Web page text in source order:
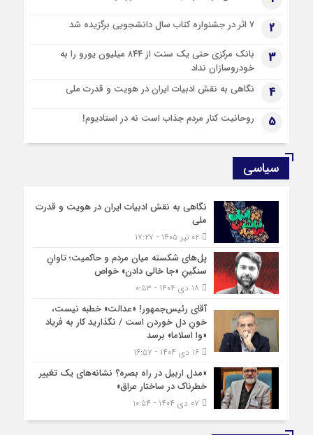
موساد چگونه جیب اوکراینی ها را زد؟!
8 ماه قبل
برگزاری «همایش ملی آسیب شناسی حقوق‌خانواده»
2 ۷ اثر در جشنواره کتاب سال دانشجویی برگزیده شد
3
بانک مرکزی حتی یک سنت از ۸۴۴ میلیون یورو را به
خودروسازان نداد
4 نگاهی به نقش ادبیات ایران در هویت و قدرت ملی
5 روحانیت کنار مردم جذاب است نه در استادیوم!
سیاسی
نگاهی به نقش ادبیات ایران در هویت و قدرت
ملی
۰۲ تیر ۱۴۰۵ - ۱۷:۲۷
پل‌های شکسته میان مردم و حاکمیت؛ تاوانِ
سنگینِ «جا خالی دادن» خواص
آقای رئیس‌جمهور! «عدالت» خطبه نیست،
خونِ دل خوردن است / نگذارید کار به فریاد
«وا اسلاما» برسد
۱۶ دی ۱۴۰۴ - ۱۶:۵۷
«مدل اربیل در راه بصره؟ نشانه‌های یک تغییر
خطرناک در ساختار عراق»